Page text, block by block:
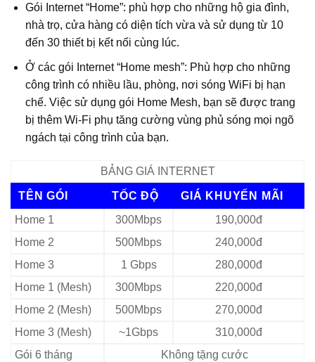
Gói Internet “Home”: phù hợp cho những hộ gia đình,
nhà trọ, cửa hàng có diện tích vừa và sử dụng từ 10
đến 30 thiết bị kết nối cùng lúc.
Ở các gói Internet “Home mesh”: Phù hợp cho những
công trình có nhiều lầu, phòng, nơi sóng WiFi bị hạn
chế. Việc sử dụng gói Home Mesh, bạn sẽ được trang
bị thêm Wi‑Fi phụ tăng cường vùng phủ sóng mọi ngõ
ngách tại công trình của bạn.
BẢNG GIÁ INTERNET
TÊN GÓI TỐC ĐỘ
GIÁ KHUYẾN MÃI
Home 1
300Mbps
190,000đ
Home 2
500Mbps
240,000đ
Home 3
1 Gbps
280,000đ
Home 1 (Mesh)
300Mbps
220,000đ
Home 2 (Mesh)
500Mbps
270,000đ
Home 3 (Mesh)
~1Gbps
310,000đ
Gói 6 tháng
Không tặng cước